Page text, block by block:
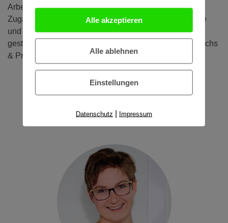
Arbeit; Promotionsthema "Auf dem Weg zum „Zweiten
Zugang“ in der Klinik für Kinder- und Jugendpsychiatrie
und -psychotherapie: Die Soziale Arbeit als MiT-
gestaltende Profession" Betreuung Prof. Dr. Matthias Ochs
& Prof. Dr. Michelle Noterdaeme
Alle akzeptieren
Alle ablehnen
Einstellungen
Datenschutz | Impressum